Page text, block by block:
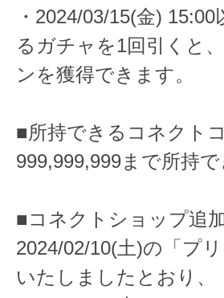
・2024/03/15(金)
るガチャを1回引くと
ンを獲得できます。
■所持できるコネクト
999,999,999まで所持で
■コネクトショップ追
2024/02/10(土)の「プ
いたしましたとおり、